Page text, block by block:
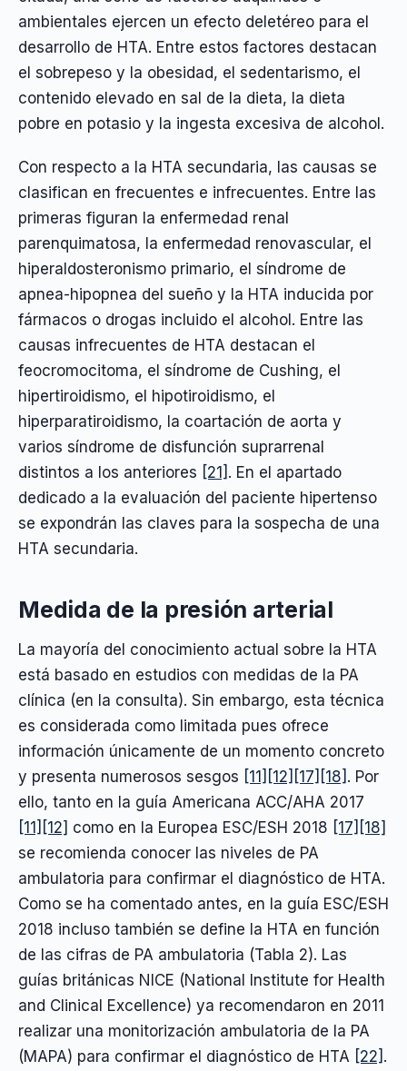
ambientales ejercen un efecto deletéreo para el
desarrollo de HTA. Entre estos factores destacan
el sobrepeso y la obesidad, el sedentarismo, el
contenido elevado en sal de la dieta, la dieta
pobre en potasio y la ingesta excesiva de alcohol.
Con respecto a la HTA secundaria, las causas se
clasifican en frecuentes e infrecuentes. Entre las
primeras figuran la enfermedad renal
parenquimatosa, la enfermedad renovascular, el
hiperaldosteronismo primario, el síndrome de
apnea-hipopnea del sueño y la HTA inducida por
fármacos o drogas incluido el alcohol. Entre las
causas infrecuentes de HTA destacan el
feocromocitoma, el síndrome de Cushing, el
hipertiroidismo, el hipotiroidismo, el
hiperparatiroidismo, la coartación de aorta y
varios síndrome de disfunción suprarrenal
distintos a los anteriores [21] . En el apartado
dedicado a la evaluación del paciente hipertenso
se expondrán las claves para la sospecha de una
HTA secundaria.
Medida de la presión arterial
La mayoría del conocimiento actual sobre la HTA
está basado en estudios con medidas de la PA
clínica (en la consulta). Sin embargo, esta técnica
es considerada como limitada pues ofrece
información únicamente de un momento concreto
y presenta numerosos sesgos [11] [12] [17] [18] . Por
ello, tanto en la guía Americana ACC/AHA 2017
[11] [12] como en la Europea ESC/ESH 2018 [17] [18]
se recomienda conocer las niveles de PA
ambulatoria para confirmar el diagnóstico de HTA.
Como se ha comentado antes, en la guía ESC/ESH
2018 incluso también se define la HTA en función
de las cifras de PA ambulatoria (Tabla 2). Las
guías británicas NICE (National Institute for Health
and Clinical Excellence) ya recomendaron en 2011
realizar una monitorización ambulatoria de la PA
(MAPA) para confirmar el diagnóstico de HTA [22] .